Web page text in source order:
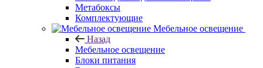
Метабоксы
Комплектующие
Мебельное освещение
Назад
Мебельное освещение
Блоки питания